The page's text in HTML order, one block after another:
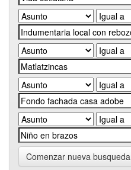
Comenzar nueva busqueda